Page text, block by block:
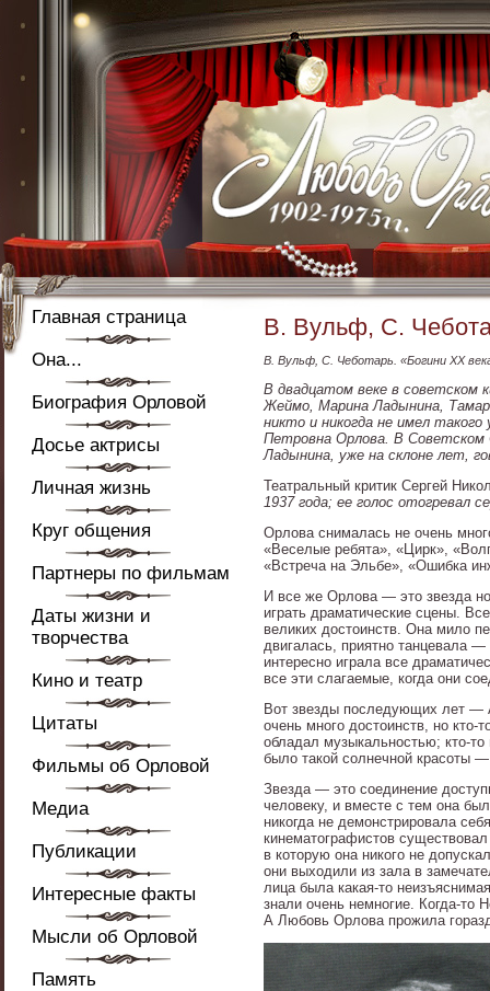
Главная страница
Она...
Биография Орловой
Досье актрисы
Личная жизнь
Круг общения
Партнеры по фильмам
Даты жизни и
творчества
Кино и театр
Цитаты
Фильмы об Орловой
Медиа
Публикации
Интересные факты
Мысли об Орловой
Память
В. Вульф, С.
В. Вульф, С. Чеботарь. «Богини XX
В двадцатом веке в советском
Жеймо, Марина Ладынина,
никто и никогда не имел
Петровна Орлова. В Советском
Ладынина, уже на склоне лет,
Театральный критик Сергей
1937 года; ее голос отогревал
Орлова снималась не очень
«Веселые ребята», «Цирк»,
«Встреча на Эльбе», «Ошибка
И все же Орлова — это звезда
играть драматические сцены.
великих достоинств. Она мило
двигалась, приятно танцевала
интересно играла все
все эти слагаемые, когда они
Вот звезды последующих лет —
очень много достоинств, но
обладал музыкальностью; кто-
было такой солнечной красоты
Звезда — это соединение
человеку, и вместе с тем она
никогда не демонстрировала
кинематографистов
в которую она никого не
они выходили из зала в
лица была какая-то
знали очень немногие. Когда-то
А Любовь Орлова прожила